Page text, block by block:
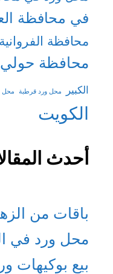
في محافظة
محافظة الفروانية
محافظة حولي
الكبير
محل ورد قرطبة محل
الكويت
أحدث
باقات من
محل ورد في
بيع بوكيهات